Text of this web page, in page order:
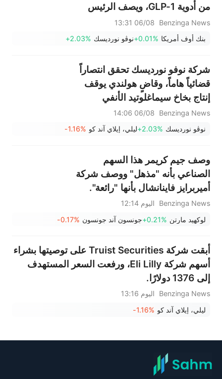
من أدوية GLP-1، ويصف الرئيس
التنفيذي ذلك بأنه "استثمار جيد".
Benzinga News
06/08 13:31
بنك أوف أمريكا +0.01%نوڤو نورديسك +2.03%
شركة نوفو نورديسك تحقق انتصاراً
قضائياً هاماً، وقاضٍ هولندي يوقف
إنتاج بخاخ سيماغلوتيد الأنفي
المركب
Benzinga News
06/08 14:06
نوڤو نورديسك +2.03%ليلي، إيلاي آند كو -1.16%
وصف جيم كريمر هذا السهم
الصناعي بأنه "مذهل" ووصف شركة
أميربرايز فاينانشال بأنها "رائعة".
Benzinga News
اليوم 12:14
لوكهيد مارتن +0.21%جونسون آند جونسون -0.17%
أبقت شركة Truist Securities على توصيتها بشراء
أسهم شركة Eli Lilly، ورفعت السعر المستهدف
إلى 1376 دولارًا.
Benzinga News
اليوم 13:16
ليلي، إيلاي آند كو -1.16%